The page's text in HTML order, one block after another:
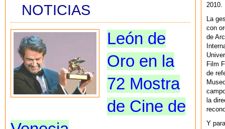
NOTICIAS
León de
Oro en la
72 Mostra
de Cine de
2010.
La
con
de
Film
de
la
Y